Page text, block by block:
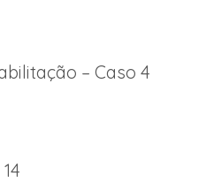
– Caso 4